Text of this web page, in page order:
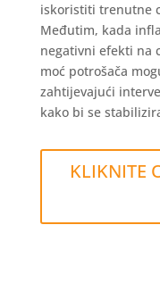
iskoristiti trenutne
Međutim, kada
negativni efekti na
moć potrošača
zahtijevajući
kako bi se
KLIKNITE